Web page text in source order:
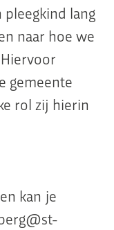
lang
naar hoe we
gemeente
rol zij hierin
kan je